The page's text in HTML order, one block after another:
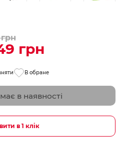
грн
В обране
в наявності
в 1 клік